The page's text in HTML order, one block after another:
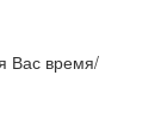
Вас время/